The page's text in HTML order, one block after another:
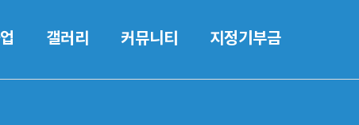
갤러리 커뮤니티 지정기부금